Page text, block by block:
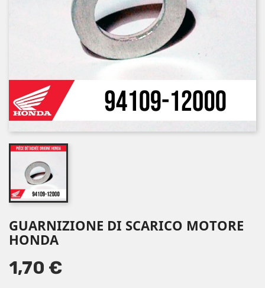
GUARNIZIONE DI SCARICO MOTORE
HONDA
1,70 €